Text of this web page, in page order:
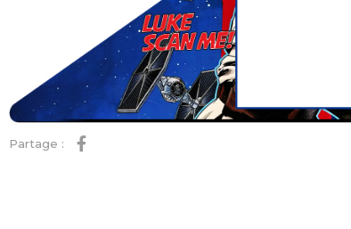
Partage :